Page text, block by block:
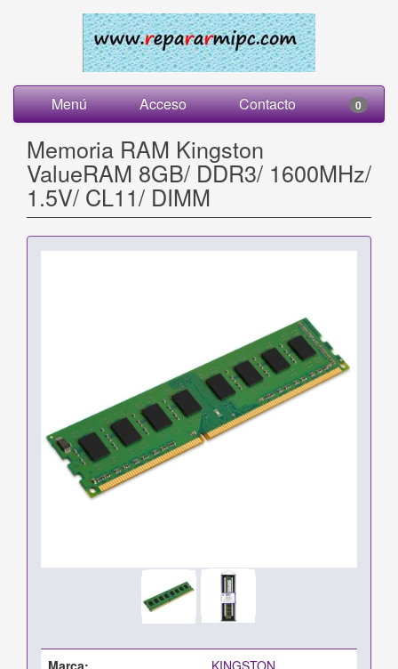
Menú Acceso Contacto 0
Memoria RAM Kingston
ValueRAM 8GB/ DDR3/ 1600MHz/
1.5V/ CL11/ DIMM
Marca:
KINGSTON